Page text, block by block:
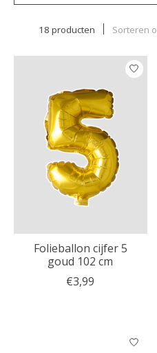
18 producten Sorteren
Folieballon cijfer 5
goud 102 cm
€3,99